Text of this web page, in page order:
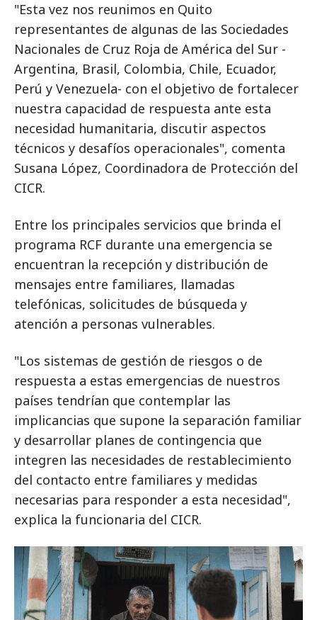
"Esta vez nos reunimos en Quito
representantes de algunas de las Sociedades
Nacionales de Cruz Roja de América del Sur -
Argentina, Brasil, Colombia, Chile, Ecuador,
Perú y Venezuela- con el objetivo de fortalecer
nuestra capacidad de respuesta ante esta
necesidad humanitaria, discutir aspectos
técnicos y desafíos operacionales", comenta
Susana López, Coordinadora de Protección del
CICR.
Entre los principales servicios que brinda el
programa RCF durante una emergencia se
encuentran la recepción y distribución de
mensajes entre familiares, llamadas
telefónicas, solicitudes de búsqueda y
atención a personas vulnerables.
"Los sistemas de gestión de riesgos o de
respuesta a estas emergencias de nuestros
países tendrían que contemplar las
implicancias que supone la separación familiar
y desarrollar planes de contingencia que
integren las necesidades de restablecimiento
del contacto entre familiares y medidas
necesarias para responder a esta necesidad",
explica la funcionaria del CICR.